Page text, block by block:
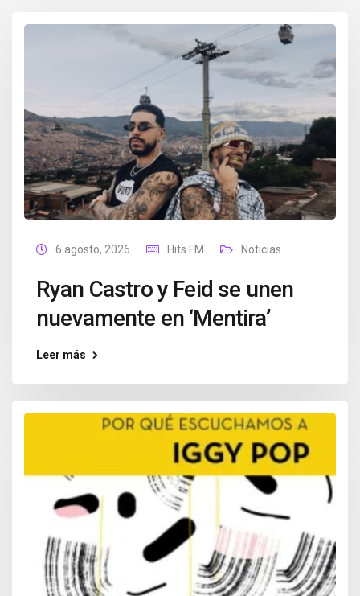
6 agosto, 2026 Hits FM Noticias
Ryan Castro y Feid se unen
nuevamente en ‘Mentira’
Leer más